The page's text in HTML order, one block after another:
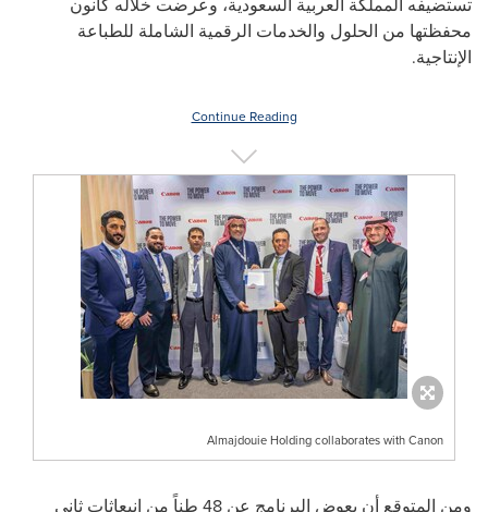
محفظتها من الحلول والخدمات الرقمية الشاملة للطباعة
الإنتاجية.
Continue Reading
Almajdouie Holding collaborates with Canon
ومن المتوقع أن يعوض البرنامج عن 48 طناً من انبعاثات ثاني